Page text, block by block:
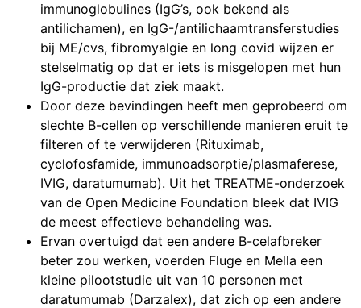
immunoglobulines (IgG’s, ook bekend als
antilichamen), en IgG-/antilichaamtransferstudies
bij ME/cvs, fibromyalgie en long covid wijzen er
stelselmatig op dat er iets is misgelopen met hun
IgG-productie dat ziek maakt.
Door deze bevindingen heeft men geprobeerd om
slechte B-cellen op verschillende manieren eruit te
filteren of te verwijderen (Rituximab,
cyclofosfamide, immunoadsorptie/plasmaferese,
IVIG, daratumumab). Uit het TREATME-onderzoek
van de Open Medicine Foundation bleek dat IVIG
de meest effectieve behandeling was.
Ervan overtuigd dat een andere B-celafbreker
beter zou werken, voerden Fluge en Mella een
kleine pilootstudie uit van 10 personen met
daratumumab (Darzalex), dat zich op een andere